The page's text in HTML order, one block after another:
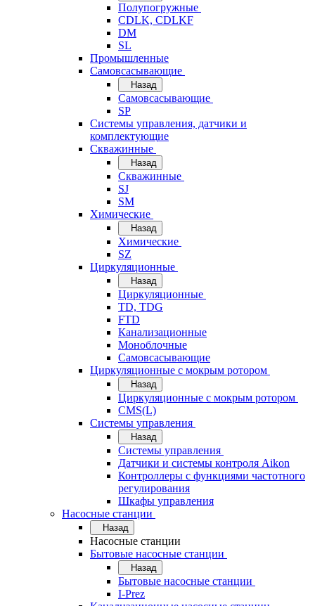
Полупогружные
CDLK, CDLKF
DM
SL
Промышленные
Самовсасывающие
Назад
Самовсасывающие
SP
Системы управления, датчики и
комплектующие
Скважинные
Назад
Скважинные
SJ
SM
Химические
Назад
Химические
SZ
Циркуляционные
Назад
Циркуляционные
TD, TDG
FTD
Канализационные
Моноблочные
Самовсасывающие
Циркуляционные с мокрым ротором
Назад
Циркуляционные с мокрым ротором
CMS(L)
Системы управления
Назад
Системы управления
Датчики и системы контроля Aikon
Контроллеры с функциями частотного
регулирования
Шкафы управления
Насосные станции
Назад
Насосные станции
Бытовые насосные станции
Назад
Бытовые насосные станции
I-Prez